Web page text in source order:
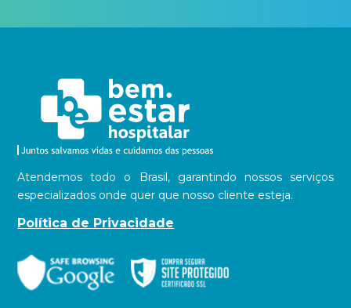
Atendemos todo o Brasil, garantindo nossos serviços
especializados onde quer que nosso cliente esteja.
Política de Privacidade